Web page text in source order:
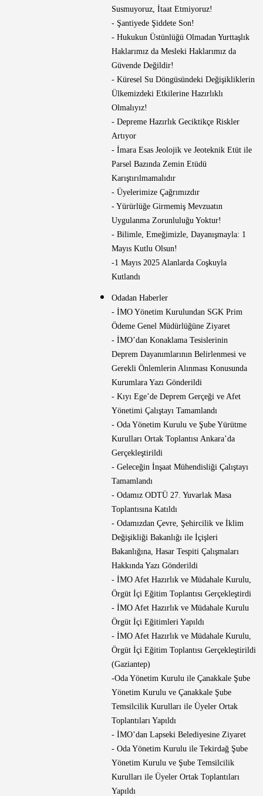
Susmuyoruz, İtaat Etmiyoruz!
- Şantiyede Şiddete Son!
- Hukukun Üstünlüğü Olmadan Yurttaşlık
Haklarımız da Mesleki Haklarımız da
Güvende Değildir!
- Küresel Su Döngüsündeki Değişikliklerin
Ülkemizdeki Etkilerine Hazırlıklı
Olmalıyız!
- Depreme Hazırlık Geciktikçe Riskler
Artıyor
- İmara Esas Jeolojik ve Jeoteknik Etüt ile
Parsel Bazında Zemin Etüdü
Karıştırılmamalıdır
- Üyelerimize Çağrımızdır
- Yürürlüğe Girmemiş Mevzuatın
Uygulanma Zorunluluğu Yoktur!
- Bilimle, Emeğimizle, Dayanışmayla: 1
Mayıs Kutlu Olsun!
-1 Mayıs 2025 Alanlarda Coşkuyla
Kutlandı
Odadan Haberler
- İMO Yönetim Kurulundan SGK Prim
Ödeme Genel Müdürlüğüne Ziyaret
- İMO’dan Konaklama Tesislerinin
Deprem Dayanımlarının Belirlenmesi ve
Gerekli Önlemlerin Alınması Konusunda
Kurumlara Yazı Gönderildi
- Kıyı Ege’de Deprem Gerçeği ve Afet
Yönetimi Çalıştayı Tamamlandı
- Oda Yönetim Kurulu ve Şube Yürütme
Kurulları Ortak Toplantısı Ankara’da
Gerçekleştirildi
- Geleceğin İnşaat Mühendisliği Çalıştayı
Tamamlandı
- Odamız ODTÜ 27. Yuvarlak Masa
Toplantısına Katıldı
- Odamızdan Çevre, Şehircilik ve İklim
Değişikliği Bakanlığı ile İçişleri
Bakanlığına, Hasar Tespiti Çalışmaları
Hakkında Yazı Gönderildi
- İMO Afet Hazırlık ve Müdahale Kurulu,
Örgüt İçi Eğitim Toplantısı Gerçekleştirdi
- İMO Afet Hazırlık ve Müdahale Kurulu
Örgüt İçi Eğitimleri Yapıldı
- İMO Afet Hazırlık ve Müdahale Kurulu,
Örgüt İçi Eğitim Toplantısı Gerçekleştirildi
(Gaziantep)
-Oda Yönetim Kurulu ile Çanakkale Şube
Yönetim Kurulu ve Çanakkale Şube
Temsilcilik Kurulları ile Üyeler Ortak
Toplantıları Yapıldı
- İMO’dan Lapseki Belediyesine Ziyaret
- Oda Yönetim Kurulu ile Tekirdağ Şube
Yönetim Kurulu ve Şube Temsilcilik
Kurulları ile Üyeler Ortak Toplantıları
Yapıldı